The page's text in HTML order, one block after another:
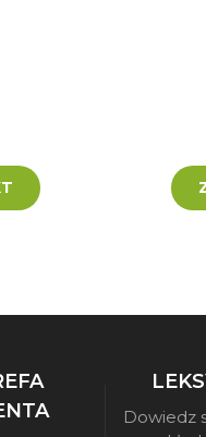
Dowiedz